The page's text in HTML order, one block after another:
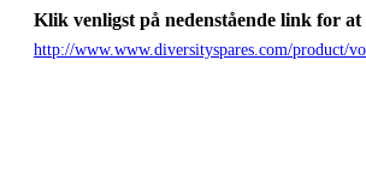
Klik venligst på nedenstående link for
http://www.www.diversityspares.com/product/